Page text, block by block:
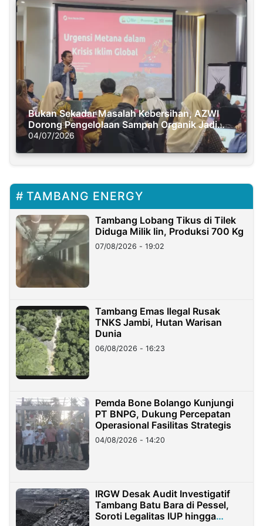
Bukan Sekadar Masalah Kebersihan, AZWI
Dorong Pengelolaan Sampah Organik Jadi
Solusi Krisis Iklim
04/07/2026
TAMBANG ENERGY
Tambang Lobang Tikus di Tilek
Diduga Milik Iin, Produksi 700 Kg
07/08/2026 - 19:02
Tambang Emas Ilegal Rusak
TNKS Jambi, Hutan Warisan
Dunia
06/08/2026 - 16:23
Pemda Bone Bolango Kunjungi
PT BNPG, Dukung Percepatan
Operasional Fasilitas Strategis
04/08/2026 - 14:20
IRGW Desak Audit Investigatif
Tambang Batu Bara di Pessel,
Soroti Legalitas IUP hingga